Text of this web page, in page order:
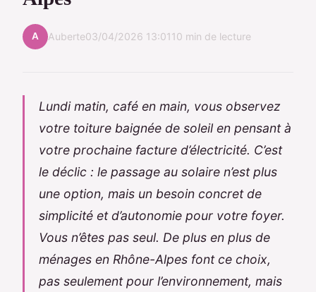
A Auberte03/04/2026 13:0110 min de lecture
Lundi matin, café en main, vous observez
votre toiture baignée de soleil en pensant à
votre prochaine facture d’électricité. C’est
le déclic : le passage au solaire n’est plus
une option, mais un besoin concret de
simplicité et d’autonomie pour votre foyer.
Vous n’êtes pas seul. De plus en plus de
ménages en Rhône-Alpes font ce choix,
pas seulement pour l’environnement, mais